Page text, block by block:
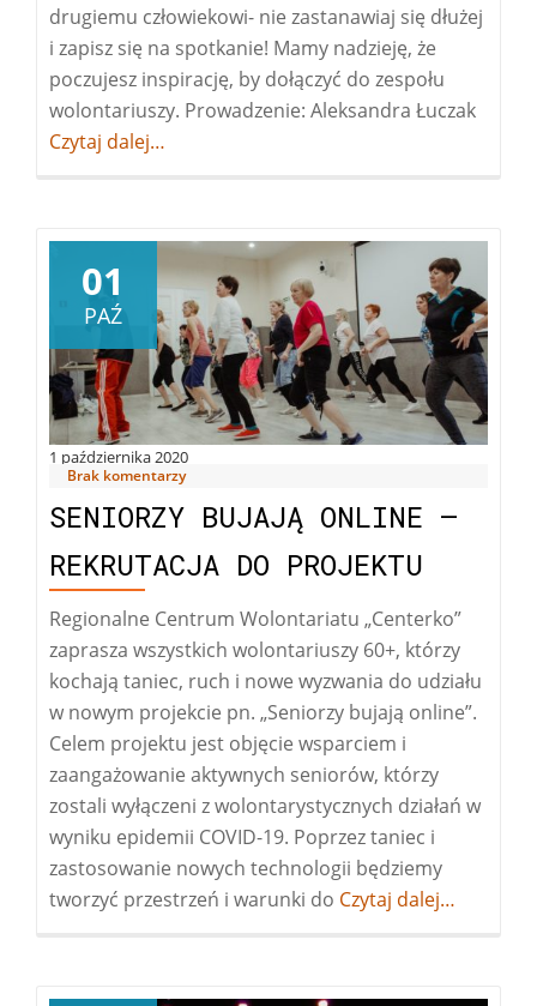
drugiemu człowiekowi- nie zastanawiaj się dłużej
i zapisz się na spotkanie! Mamy nadzieję, że
poczujesz inspirację, by dołączyć do zespołu
wolontariuszy. Prowadzenie: Aleksandra Łuczak
Czytaj dalej…
1 października 2020
01
PAŹ
Brak komentarzy
SENIORZY BUJAJĄ ONLINE –
REKRUTACJA DO PROJEKTU
Regionalne Centrum Wolontariatu „Centerko”
zaprasza wszystkich wolontariuszy 60+, którzy
kochają taniec, ruch i nowe wyzwania do udziału
w nowym projekcie pn. „Seniorzy bujają online”.
Celem projektu jest objęcie wsparciem i
zaangażowanie aktywnych seniorów, którzy
zostali wyłączeni z wolontarystycznych działań w
wyniku epidemii COVID-19. Poprzez taniec i
zastosowanie nowych technologii będziemy
tworzyć przestrzeń i warunki do Więcej
online
Czytaj dalej…